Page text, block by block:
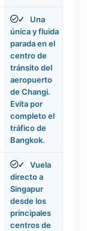
✓
Una
única y fluida
parada en el
centro de
tránsito del
aeropuerto
de Changi.
Evita por
completo el
tráfico de
Bangkok.
✓
Vuela
directo a
Singapur
desde los
principales
centros de